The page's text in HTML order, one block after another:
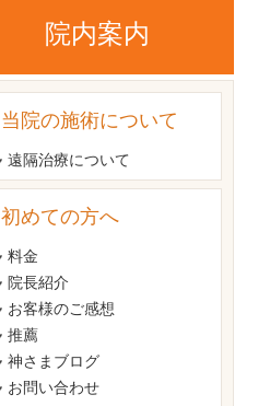
院内案内
当院の施術について
遠隔治療について
初めての方へ
料金
院長紹介
お客様のご感想
推薦
神さまブログ
お問い合わせ